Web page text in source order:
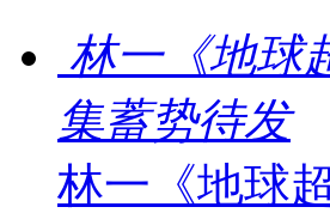
林一《地球
集蓄势待发
林一《地球